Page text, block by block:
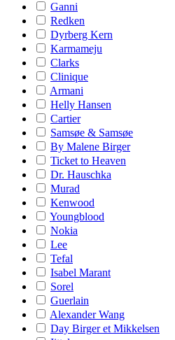
Ganni
Redken
Dyrberg Kern
Karmameju
Clarks
Clinique
Armani
Helly Hansen
Cartier
Samsøe & Samsøe
By Malene Birger
Ticket to Heaven
Dr. Hauschka
Murad
Kenwood
Youngblood
Nokia
Lee
Tefal
Isabel Marant
Sorel
Guerlain
Alexander Wang
Day Birger et Mikkelsen